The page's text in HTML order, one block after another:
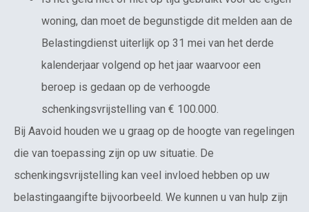
woning, dan moet de begunstigde dit melden aan de
Belastingdienst uiterlijk op 31 mei van het derde
kalenderjaar volgend op het jaar waarvoor een
beroep is gedaan op de verhoogde
schenkingsvrijstelling van € 100.000.
Bij Aavoid houden we u graag op de hoogte van regelingen
die van toepassing zijn op uw situatie. De
schenkingsvrijstelling kan veel invloed hebben op uw
belastingaangifte bijvoorbeeld. We kunnen u van hulp zijn